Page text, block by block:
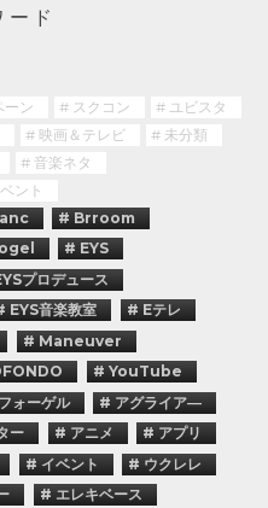
ード
ーン # スクコン
# ユビスタ
# 映画＆テレビ
# 未分類
# 音楽ネタ
ント
# Brroom
# EYS
プロデュース
EYS音楽教室
# Eテレ
# Maneuver
# YouTube
ォーゲル
# アグライア―
ー # アニメ
# アプリ
# イベント
# ウクレレ
# エレキベース